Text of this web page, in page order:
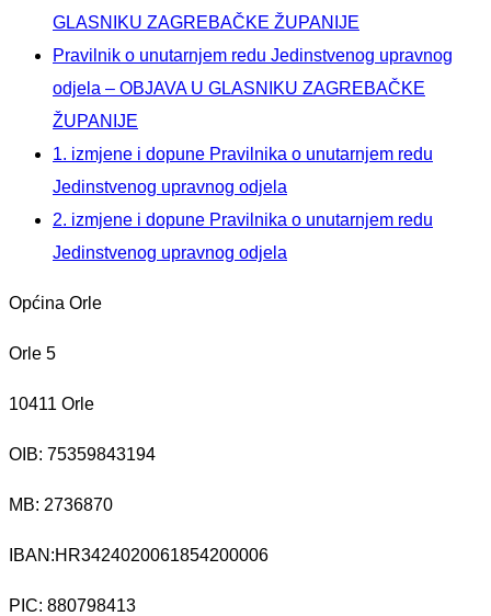
GLASNIKU ZAGREBAČKE ŽUPANIJE
Pravilnik o unutarnjem redu Jedinstvenog upravnog
odjela – OBJAVA U GLASNIKU ZAGREBAČKE
ŽUPANIJE
1. izmjene i dopune Pravilnika o unutarnjem redu
Jedinstvenog upravnog odjela
2. izmjene i dopune Pravilnika o unutarnjem redu
Jedinstvenog upravnog odjela
Općina Orle
Orle 5
10411 Orle
OIB: 75359843194
MB: 2736870
IBAN:HR3424020061854200006
PIC: 880798413